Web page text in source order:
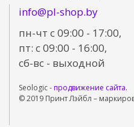
info@pl-shop.by
пн-чт с 09:00 - 17:00,
пт: с 09:00 - 16:00,
сб-вс - выходной
Seologic - продвижение сайта.
© 2019 Принт Лэйбл –